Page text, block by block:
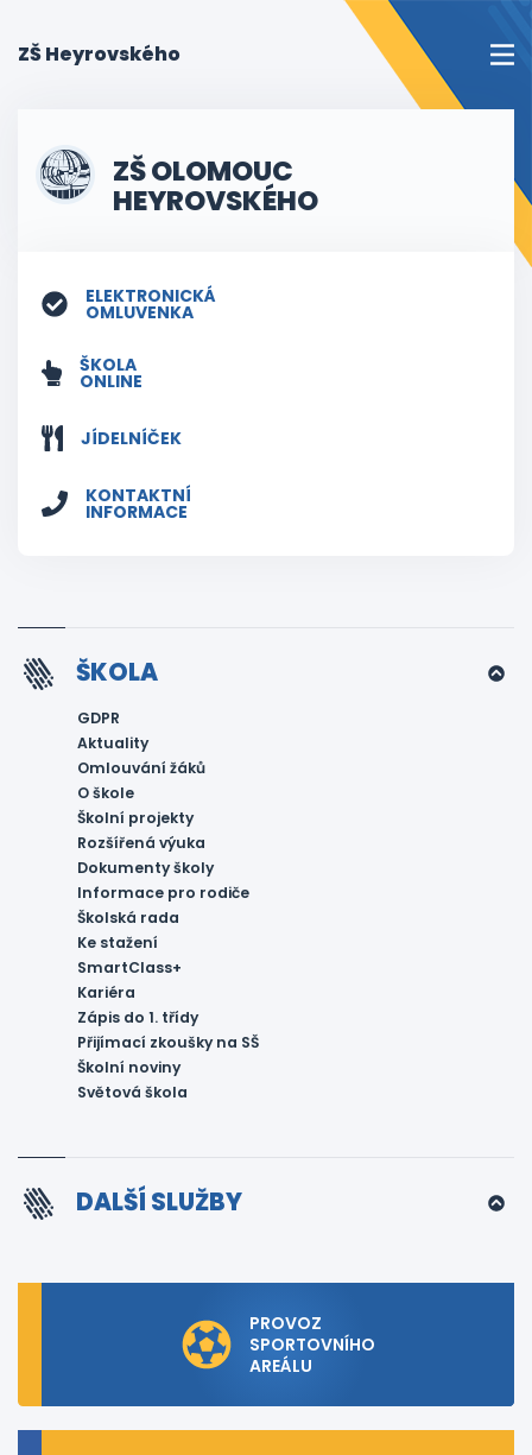
ZŠ Heyrovského
ZŠ OLOMOUC
HEYROVSKÉHO
ELEKTRONICKÁ
OMLUVENKA
ŠKOLA
ONLINE
JÍDELNÍČEK
KONTAKTNÍ
INFORMACE
ŠKOLA
GDPR
Aktuality
Omlouvání žáků
O škole
Školní projekty
Rozšířená výuka
Dokumenty školy
Informace pro rodiče
Školská rada
Ke stažení
SmartClass+
Kariéra
Zápis do 1. třídy
Přijímací zkoušky na SŠ
Školní noviny
Světová škola
DALŠÍ SLUŽBY
PROVOZ
SPORTOVNÍHO
AREÁLU